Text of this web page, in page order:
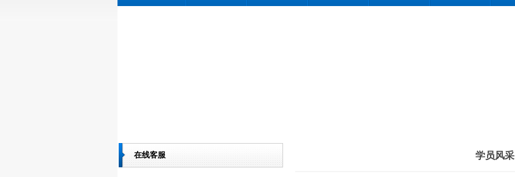
在线客服 学员风采